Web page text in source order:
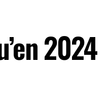
2024